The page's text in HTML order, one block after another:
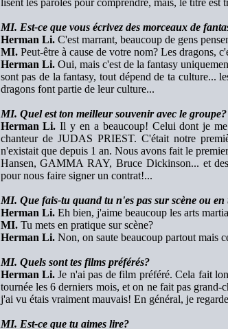
lisent les paroles pour comprendre, mais, le titre est
MI. Est-ce que vous écrivez des morceaux de
Herman Li.C'est marrant, beaucoup de gens
MI.Peut-être à cause de votre nom? Les dragons,
Herman Li.Oui, mais c'est de la fantasy
sont pas de la fantasy, tout dépend de ta culture...
dragons font partie de leur culture...
MI. Quel est ton meilleur souvenir avec le groupe?
Herman Li. Il y en a beaucoup! Celui dont je
chanteur de JUDAS PRIEST. C'était notre
n'existait que depuis 1 an. Nous avons fait le
Hansen, GAMMA RAY, Bruce Dickinson... et
pour nous faire signer un contrat!...
MI. Que fais-tu quand tu n'es pas sur scène ou
Herman Li.Eh bien, j'aime beaucoup les arts
MI.Tu mets en pratique sur scène?
Herman Li.Non, on saute beaucoup partout mais
MI. Quels sont tes films préférés?
Herman Li.Je n'ai pas de film préféré. Cela fait
tournée les 6 derniers mois, et on ne fait pas
j'ai vu étais vraiment mauvais! En général, je
MI. Est-ce que tu aimes lire?